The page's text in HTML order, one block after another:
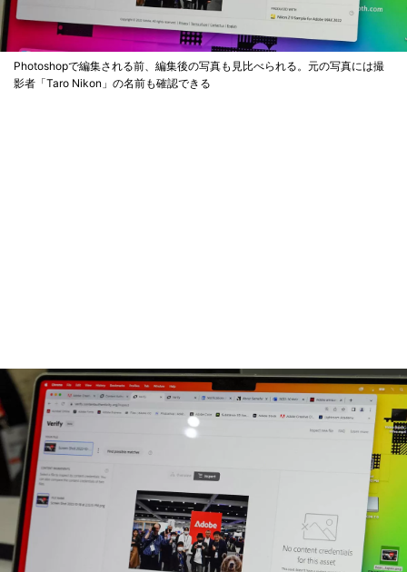
Photoshopで編集される前、編集後の写真も見比べられる。元の写真には撮
影者「Taro Nikon」の名前も確認できる